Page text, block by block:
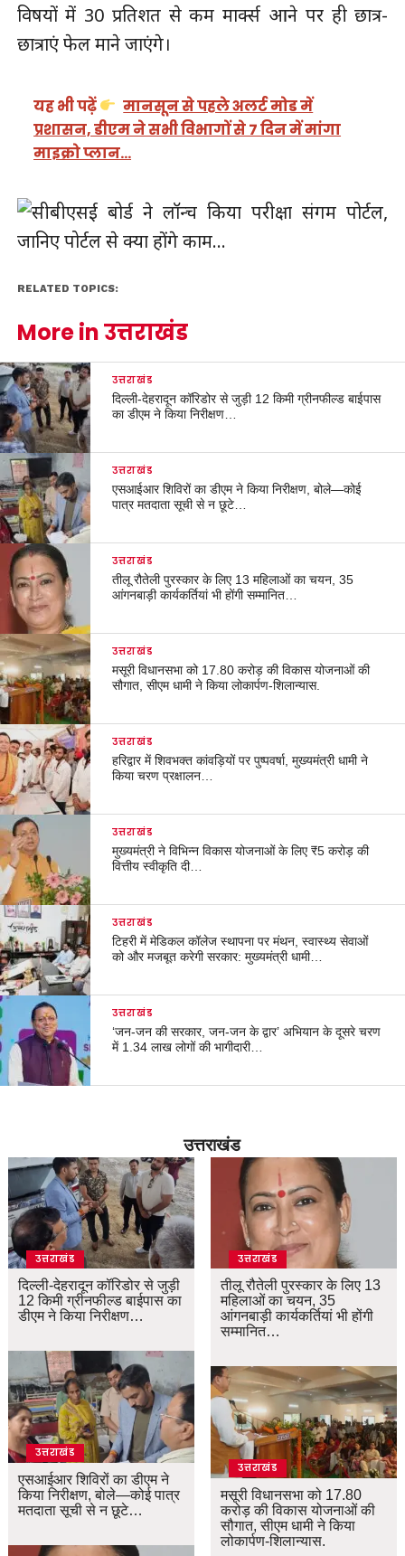
विषयों में 30 प्रतिशत से कम मार्क्स आने पर ही छात्र-
छात्राएं फेल माने जाएंगे।
यह भी पढ़ें
मानसून से पहले अलर्ट मोड में
प्रशासन, डीएम ने सभी विभागों से 7 दिन में मांगा
माइक्रो प्लान…
RELATED TOPICS:
More in उत्तराखंड
उत्तराखंड
दिल्ली-देहरादून कॉरिडोर से जुड़ी 12 किमी ग्रीनफील्ड बाईपास
का डीएम ने किया निरीक्षण…
उत्तराखंड
एसआईआर शिविरों का डीएम ने किया निरीक्षण, बोले—कोई
पात्र मतदाता सूची से न छूटे…
उत्तराखंड
तीलू रौतेली पुरस्कार के लिए 13 महिलाओं का चयन, 35
आंगनबाड़ी कार्यकर्तियां भी होंगी सम्मानित…
उत्तराखंड
मसूरी विधानसभा को 17.80 करोड़ की विकास योजनाओं की
सौगात, सीएम धामी ने किया लोकार्पण-शिलान्यास.
उत्तराखंड
हरिद्वार में शिवभक्त कांवड़ियों पर पुष्पवर्षा, मुख्यमंत्री धामी ने
किया चरण प्रक्षालन…
उत्तराखंड
मुख्यमंत्री ने विभिन्न विकास योजनाओं के लिए ₹5 करोड़ की
वित्तीय स्वीकृति दी…
उत्तराखंड
टिहरी में मेडिकल कॉलेज स्थापना पर मंथन, स्वास्थ्य सेवाओं
को और मजबूत करेगी सरकार: मुख्यमंत्री धामी…
उत्तराखंड
‘जन-जन की सरकार, जन-जन के द्वार’ अभियान के दूसरे चरण
में 1.34 लाख लोगों की भागीदारी…
उत्तराखंड
उत्तराखंड
दिल्ली-देहरादून कॉरिडोर से जुड़ी
12 किमी ग्रीनफील्ड बाईपास का
डीएम ने किया निरीक्षण…
उत्तराखंड
एसआईआर शिविरों का डीएम ने
किया निरीक्षण, बोले—कोई पात्र
मतदाता सूची से न छूटे…
उत्तराखंड
तीलू रौतेली पुरस्कार के लिए 13
महिलाओं का चयन, 35
आंगनबाड़ी कार्यकर्तियां भी होंगी
सम्मानित…
उत्तराखंड
मसूरी विधानसभा को 17.80
करोड़ की विकास योजनाओं की
सौगात, सीएम धामी ने किया
लोकार्पण-शिलान्यास.